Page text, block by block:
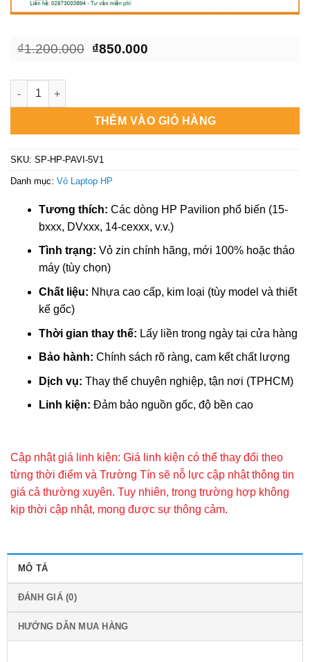
₫1.200.000 Giá
₫850.000Giá
Vỏ Laptop HP Pavilion 15-p, 17-p Series - Thay vỏ laptop lấy
THÊM VÀO GIỎ HÀNG
SKU: SP-HP-PAVI-5V1
Danh mục: Vỏ Laptop HP
Tương thích: Các dòng HP Pavilion phổ biến (15-
bxxx, DVxxx, 14-cexxx, v.v.)
Tình trạng: Vỏ zin chính hãng, mới 100% hoặc tháo
máy (tùy chọn)
Chất liệu: Nhựa cao cấp, kim loại (tùy model và thiết
kế gốc)
Thời gian thay thế: Lấy liền trong ngày tại cửa hàng
Bảo hành: Chính sách rõ ràng, cam kết chất lượng
Dịch vụ: Thay thế chuyên nghiệp, tận nơi (TPHCM)
Linh kiện: Đảm bảo nguồn gốc, độ bền cao
Cập nhật giá linh kiện: Giá linh kiện có thể thay đổi theo
từng thời điểm và Trường Tín sẽ nỗ lực cập nhật thông tin
giá cả thường xuyên. Tuy nhiên, trong trường hợp không
kịp thời cập nhật, mong được sự thông cảm.
MÔ TẢ
ĐÁNH GIÁ (0)
HƯỚNG DẪN MUA HÀNG